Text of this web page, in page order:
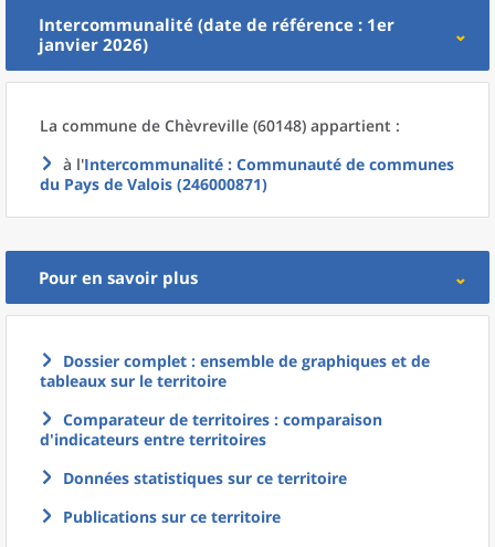
Intercommunalité (date de référence : 1er
janvier 2026)
La commune de Chèvreville (60148) appartient :
à l'Intercommunalité : Communauté de communes
du Pays de Valois (246000871)
Pour en savoir plus
Dossier complet : ensemble de graphiques et de
tableaux sur le territoire
Comparateur de territoires : comparaison
d'indicateurs entre territoires
Données statistiques sur ce territoire
Publications sur ce territoire